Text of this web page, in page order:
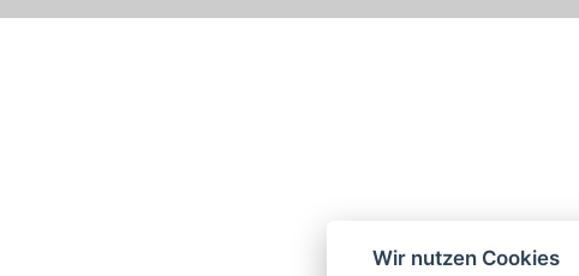
Wir nutzen Cookies